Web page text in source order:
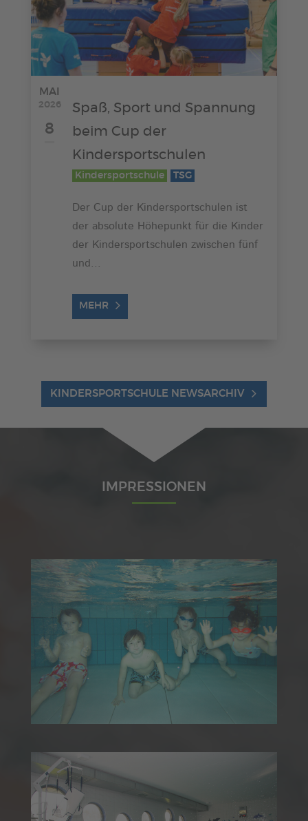
MAI
2026
8
Spaß, Sport und Spannung
beim Cup der
Kindersportschulen
Kindersportschule TSG
Der Cup der Kindersportschulen ist
der absolute Höhepunkt für die Kinder
der Kindersportschulen zwischen fünf
und...
MEHR
KINDERSPORTSCHULE NEWSARCHIV
IMPRESSIONEN